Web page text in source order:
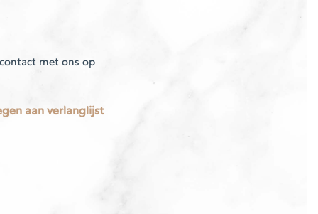
met ons op
aan verlanglijst